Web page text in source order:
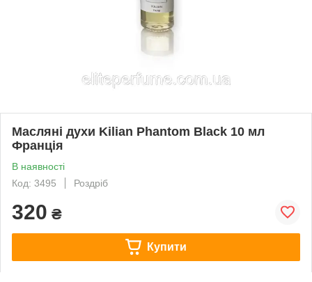
Масляні духи Kilian Phantom Black 10 мл
Франція
В наявності
Код: 3495
Роздріб
320 ₴
Купити